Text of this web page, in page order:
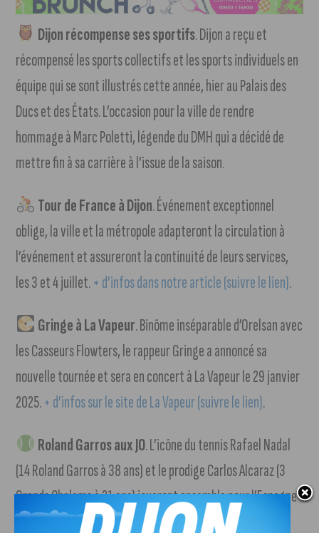
Dijon récompense ses sportifs. Dijon a reçu et
récompensé les sports collectifs et les sports individuels en
équipe qui se sont illustrés cette année, hier au Palais des
Ducs et des États. L’occasion pour la ville de rendre
hommage à Marc Poletti, légende du DMH qui a décidé de
mettre fin à sa carrière à l’issue de la saison.
Tour de France à Dijon. Événement exceptionnel
oblige, la ville et la métropole adapteront la circulation à
l’événement et assureront la continuité de leurs services,
les 3 et 4 juillet.+ d’infos dans notre article (suivre le lien).
Gringe à La Vapeur. Binôme inséparable d’Orelsan avec
les Casseurs Flowters, le rappeur Gringe a annoncé sa
nouvelle tournée et sera en concert à La Vapeur le 29 janvier
2025.+ d’infos sur le site de La Vapeur (suivre le lien).
Roland Garros aux JO. L’icône du tennis Rafael Nadal
(14 Roland Garros à 38 ans) et le prodige Carlos Alcaraz (3
Grands Chelems à 21 ans) joueront ensemble pour l’Espagne
lors du tournoi olympique de double masculin.